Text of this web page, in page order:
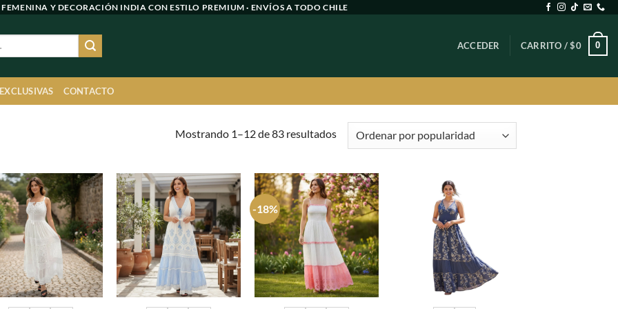
Y DECORACIÓN INDIA CON ESTILO PREMIUM · ENVÍOS A TODO CHILE
ACCEDER CARRITO /$0 0
CONTACTO
Mostrando 1–12 de 83 resultadosOrdenado
por
Agregar
a
favoritos
Agregar
a
favoritos
-18%
Agregar
a
favoritos